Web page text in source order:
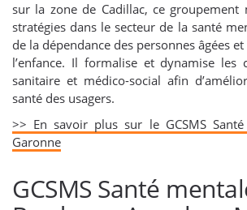
sur la zone de Cadillac, ce
stratégies dans le secteur de la santé
de la dépendance des personnes âgées
l’enfance. Il formalise et dynamise les
sanitaire et médico-social afin
santé des usagers.
>> En savoir plus sur le GCSMS
Garonne
GCSMS Santé